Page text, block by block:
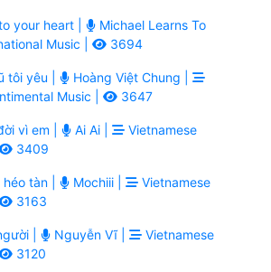
your heart |
Michael Learns To
Music | 3694
tôi yêu |
Hoàng Việt Chung |
Music |
3647
vì em | Ai Ai |
Vietnamese
3409
tàn | Mochiii |
Vietnamese
3163
| Nguyễn Vĩ |
Vietnamese
3120